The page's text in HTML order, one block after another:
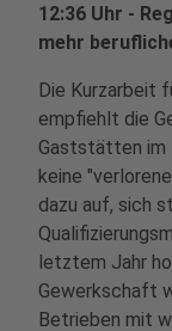
12:36 Uhr -
mehr
Die Kurzarbeit
empfiehlt die
Gaststätten im
keine
dazu auf, sich
letztem Jahr
Gewerkschaft
Betrieben mit